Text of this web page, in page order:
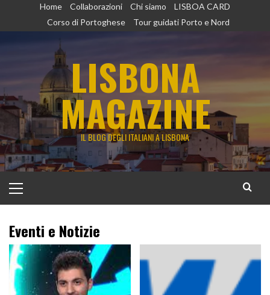
Home Collaborazioni Chi siamo
LISBOA CARD
Corso di Portoghese
Tour guidati Porto e Nord
LISBONA
MAGAZINE
IL BLOG DEGLI ITALIANI A LISBONA
principale
Eventi e Notizie